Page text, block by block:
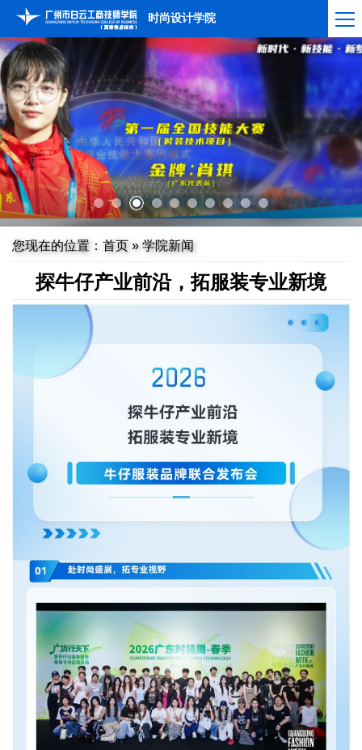
时尚设计学院
您现在的位置： 首页 »学院新闻
探牛仔产业前沿，拓服装专业新境